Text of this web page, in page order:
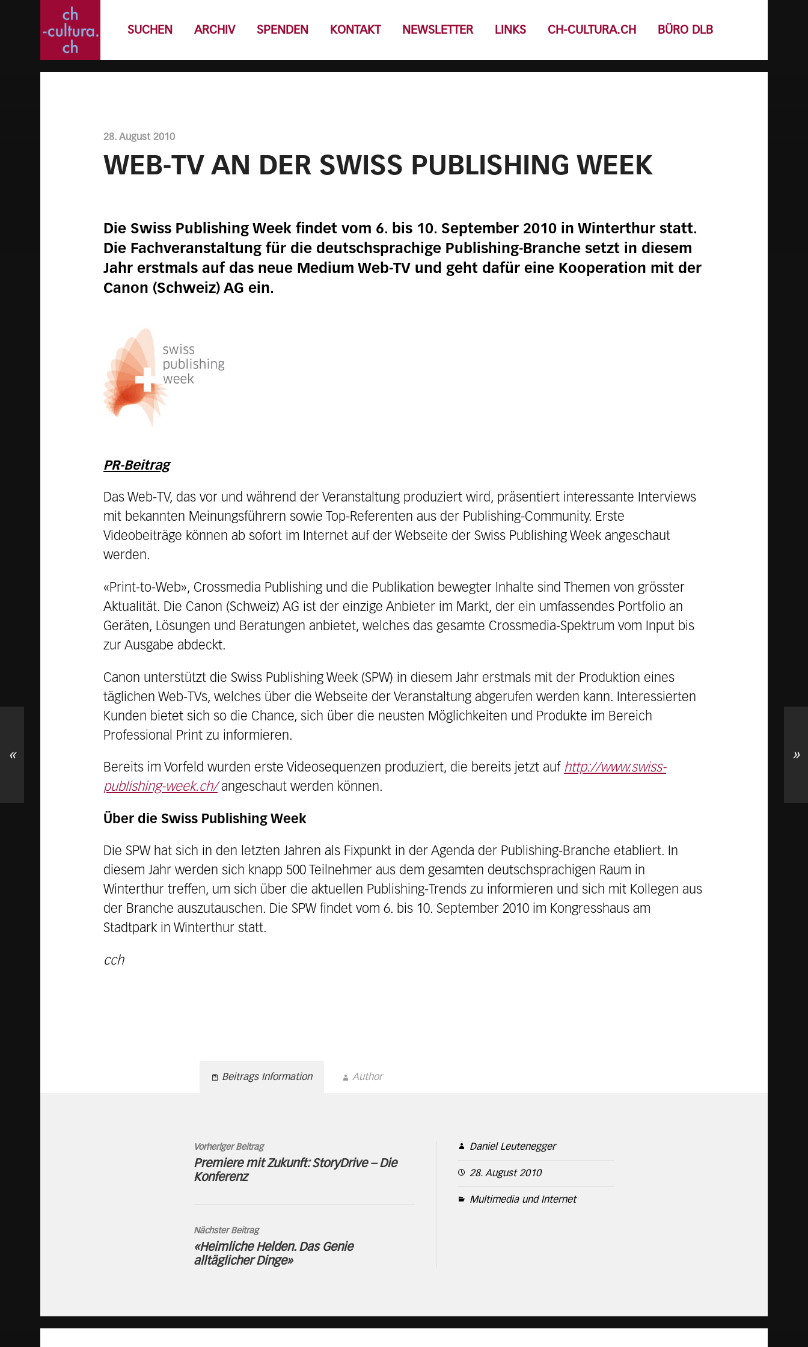
SUCHEN ARCHIV SPENDEN KONTAKT NEWSLETTER LINKS CH-CULTURA.CH BÜRO DLB
28. August 2010
WEB-TV AN DER SWISS PUBLISHING WEEK
Die Swiss Publishing Week findet vom 6. bis 10. September 2010 in Winterthur statt.
Die Fachveranstaltung für die deutschsprachige Publishing-Branche setzt in diesem
Jahr erstmals auf das neue Medium Web-TV und geht dafür eine Kooperation mit der
Canon (Schweiz) AG ein.
PR-Beitrag
Das Web-TV, das vor und während der Veranstaltung produziert wird, präsentiert interessante Interviews
mit bekannten Meinungsführern sowie Top-Referenten aus der Publishing-Community. Erste
Videobeiträge können ab sofort im Internet auf der Webseite der Swiss Publishing Week angeschaut
werden.
«Print-to-Web», Crossmedia Publishing und die Publikation bewegter Inhalte sind Themen von grösster
Aktualität. Die Canon (Schweiz) AG ist der einzige Anbieter im Markt, der ein umfassendes Portfolio an
Geräten, Lösungen und Beratungen anbietet, welches das gesamte Crossmedia-Spektrum vom Input bis
zur Ausgabe abdeckt.
Canon unterstützt die Swiss Publishing Week (SPW) in diesem Jahr erstmals mit der Produktion eines
täglichen Web-TVs, welches über die Webseite der Veranstaltung abgerufen werden kann. Interessierten
Kunden bietet sich so die Chance, sich über die neusten Möglichkeiten und Produkte im Bereich
Professional Print zu informieren.
Bereits im Vorfeld wurden erste Videosequenzen produziert, die bereits jetzt auf http://www.swiss-
publishing-week.ch/angeschaut werden können.
Über die Swiss Publishing Week
Die SPW hat sich in den letzten Jahren als Fixpunkt in der Agenda der Publishing-Branche etabliert. In
diesem Jahr werden sich knapp 500 Teilnehmer aus dem gesamten deutschsprachigen Raum in
Winterthur treffen, um sich über die aktuellen Publishing-Trends zu informieren und sich mit Kollegen aus
der Branche auszutauschen. Die SPW findet vom 6. bis 10. September 2010 im Kongresshaus am
Stadtpark in Winterthur statt.
cch
Beitrags Information Author
Daniel Leutenegger
28. August 2010
Multimedia und Internet
Vorheriger Beitrag
Premiere mit Zukunft: StoryDrive – Die
Konferenz
Nächster Beitrag
«Heimliche Helden. Das Genie
alltäglicher Dinge»
« »